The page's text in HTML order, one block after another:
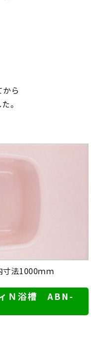
ら
。
寸法1000ｍｍ
ィＮ浴槽 ABN-